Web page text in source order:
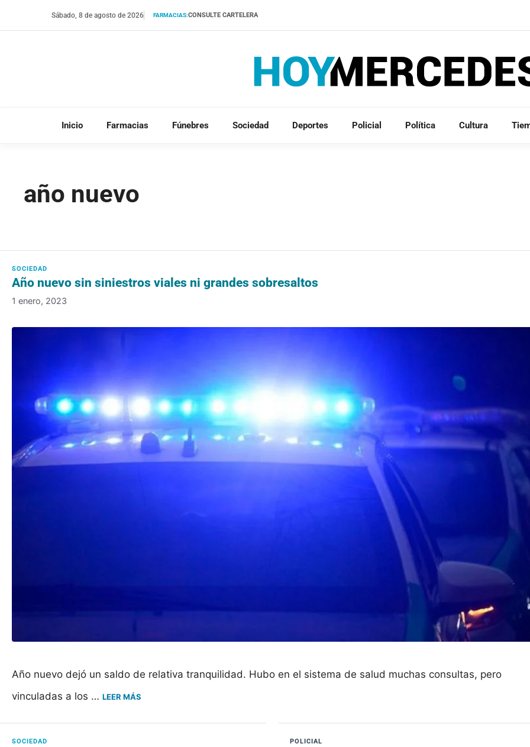
Sábado, 8 de agosto de 2026 FARMACIAS:CONSULTE CARTELERA
Inicio Farmacias Fúnebres Sociedad Deportes Policial Política Cultura
año nuevo
Año nuevo sin siniestros viales ni grandes sobresaltos
1 enero, 2023
Año nuevo dejó un saldo de relativa tranquilidad. Hubo en el sistema de salud muchas consultas, pero
vinculadas a los … LEER MÁS